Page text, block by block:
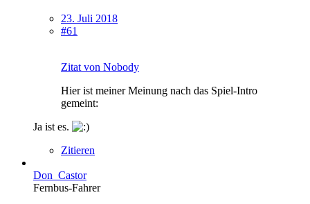
23. Juli 2018
#61
Zitat von Nobody
Hier ist meiner Meinung nach das Spiel-Intro
gemeint:
Ja ist es.
Zitieren
Don_Castor
Fernbus-Fahrer